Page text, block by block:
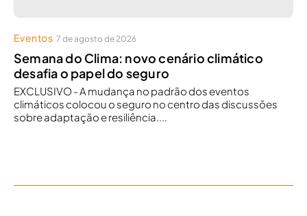
Eventos 7 de agosto de 2026
Semana do Clima: novo cenário climático
desafia o papel do seguro
EXCLUSIVO - A mudança no padrão dos eventos
climáticos colocou o seguro no centro das discussões
sobre adaptação e resiliência....